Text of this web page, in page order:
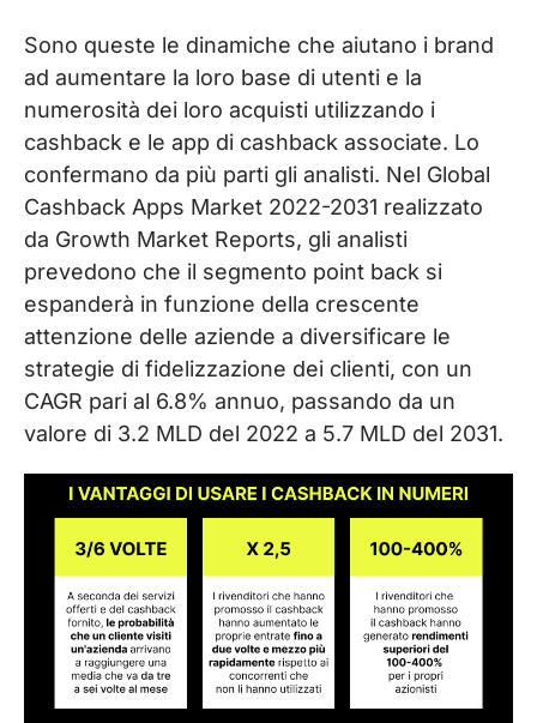
Sono queste le dinamiche che aiutano i brand
ad aumentare la loro base di utenti e la
numerosità dei loro acquisti utilizzando i
cashback e le app di cashback associate. Lo
confermano da più parti gli analisti. Nel Global
Cashback Apps Market 2022-2031 realizzato
da Growth Market Reports, gli analisti
prevedono che il segmento point back si
espanderà in funzione della crescente
attenzione delle aziende a diversificare le
strategie di fidelizzazione dei clienti, con un
CAGR pari al 6.8% annuo, passando da un
valore di 3.2 MLD del 2022 a 5.7 MLD del 2031.